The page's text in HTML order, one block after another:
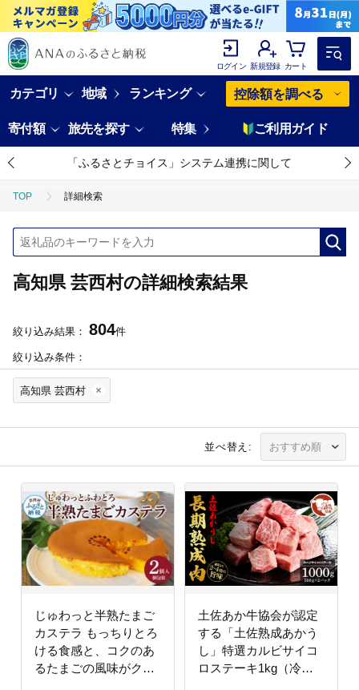
ログイン 新規登録 カート
カテゴリ 地域 ランキング 控除額を調べる
寄付額 旅先を探す 特集 ご利用ガイド
「ふるさとチョイス」システム連携に関して
TOP 詳細検索
高知県 芸西村の詳細検索結果
絞り込み結果： 804件
絞り込み条件：
高知県 芸西村
並べ替え:
じゅわっと半熟たまご
カステラ もっちりとろ
ける食感と、コクのあ
るたまごの風味がクセ
土佐あか牛協会が認定
する「土佐熟成あかう
し」特選カルビサイコ
ロステーキ1kg（冷